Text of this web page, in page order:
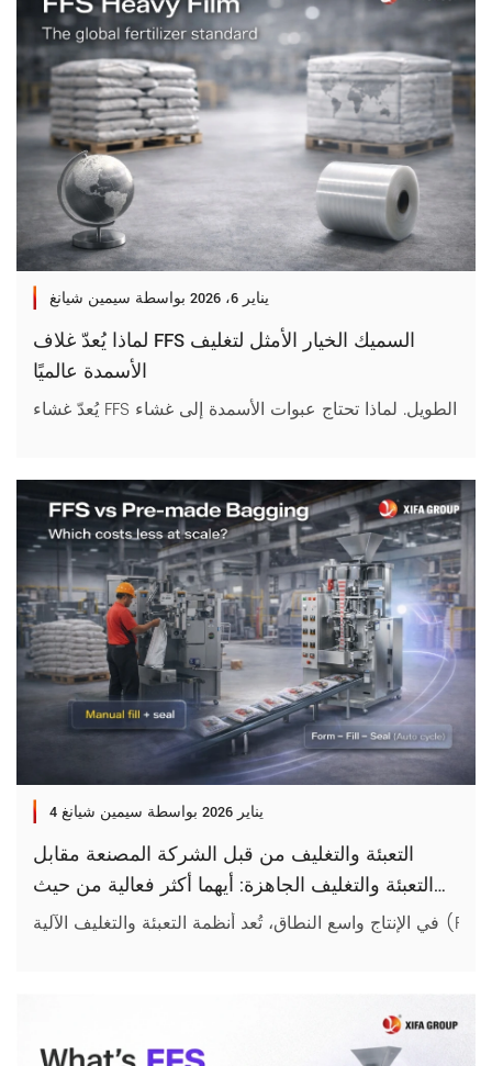
يناير 6، 2026 بواسطة سيمين شيانغ
لماذا يُعدّ غلاف FFS السميك الخيار الأمثل لتغليف
الأسمدة عالميًا
4 يناير 2026 بواسطة سيمين شيانغ
التعبئة والتغليف من قبل الشركة المصنعة مقابل
التعبئة والتغليف الجاهزة: أيهما أكثر فعالية من حيث
التكلفة للإنتاج على نطاق واسع؟